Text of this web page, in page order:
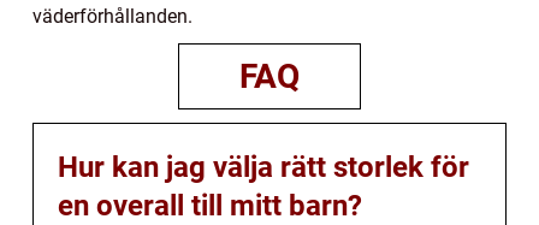
väderförhållanden.
FAQ
Hur kan jag välja rätt storlek för
en overall till mitt barn?